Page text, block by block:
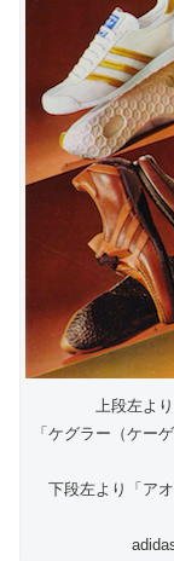
上段左よ
「ケグラー（ケー
下段左より「ア